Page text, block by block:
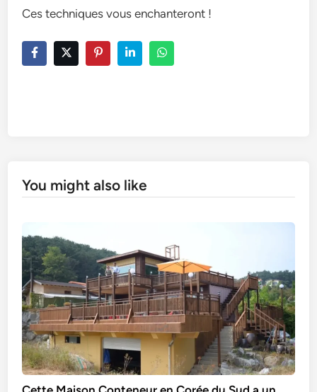
Ces techniques vous enchanteront !
You might also like